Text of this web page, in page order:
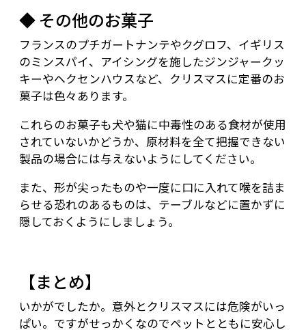
◆ その他のお菓子
フランスのプチガートナンテやクグロフ、イギリス
のミンスパイ、アイシングを施したジンジャークッ
キーやヘクセンハウスなど、クリスマスに定番のお
菓子は色々あります。
これらのお菓子も犬や猫に中毒性のある食材が使用
されていないかどうか、原材料を全て把握できない
製品の場合には与えないようにしてください。
また、形が尖ったものや一度に口に入れて喉を詰ま
らせる恐れのあるものは、テーブルなどに置かずに
隠しておくようにしましょう。
【まとめ】
いかがでしたか。意外とクリスマスには危険がいっ
ぱい。ですがせっかくなのでペットとともに安心し